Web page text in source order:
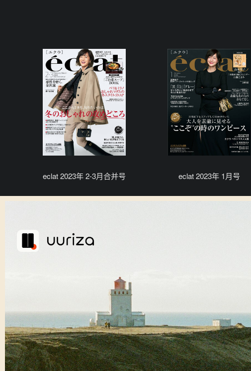
eclat 2023年 2-3月合并号 eclat 2023年 1月号